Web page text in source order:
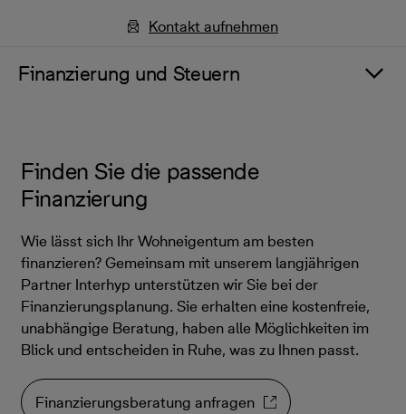
Kontakt aufnehmen
Finanzierung und Steuern
Finden Sie die passende
Finanzierung
Wie lässt sich Ihr Wohneigentum am besten
finanzieren? Gemeinsam mit unserem langjährigen
Partner Interhyp unterstützen wir Sie bei der
Finanzierungsplanung. Sie erhalten eine kostenfreie,
unabhängige Beratung, haben alle Möglichkeiten im
Blick und entscheiden in Ruhe, was zu Ihnen passt.
Finanzierungsberatung anfragen